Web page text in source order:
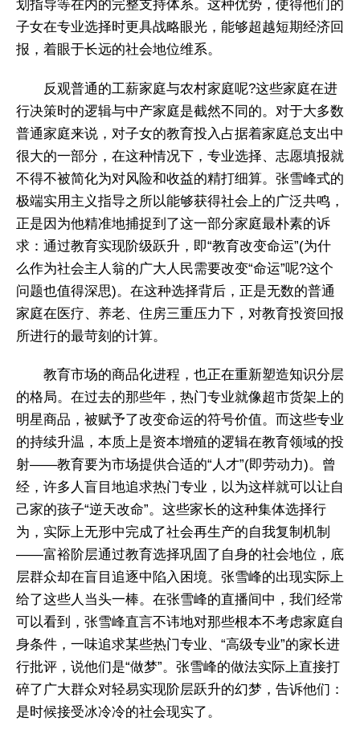
划指导等在内的完整支持体系。这种优势，使得他们的
子女在专业选择时更具战略眼光，能够超越短期经济回
报，着眼于长远的社会地位维系。
反观普通的工薪家庭与农村家庭呢?这些家庭在进
行决策时的逻辑与中产家庭是截然不同的。对于大多数
普通家庭来说，对子女的教育投入占据着家庭总支出中
很大的一部分，在这种情况下，专业选择、志愿填报就
不得不被简化为对风险和收益的精打细算。张雪峰式的
极端实用主义指导之所以能够获得社会上的广泛共鸣，
正是因为他精准地捕捉到了这一部分家庭最朴素的诉
求：通过教育实现阶级跃升，即“教育改变命运”(为什
么作为社会主人翁的广大人民需要改变“命运”呢?这个
问题也值得深思)。在这种选择背后，正是无数的普通
家庭在医疗、养老、住房三重压力下，对教育投资回报
所进行的最苛刻的计算。
教育市场的商品化进程，也正在重新塑造知识分层
的格局。在过去的那些年，热门专业就像超市货架上的
明星商品，被赋予了改变命运的符号价值。而这些专业
的持续升温，本质上是资本增殖的逻辑在教育领域的投
射——教育要为市场提供合适的“人才”(即劳动力)。曾
经，许多人盲目地追求热门专业，以为这样就可以让自
己家的孩子“逆天改命”。这些家长的这种集体选择行
为，实际上无形中完成了社会再生产的自我复制机制
——富裕阶层通过教育选择巩固了自身的社会地位，底
层群众却在盲目追逐中陷入困境。张雪峰的出现实际上
给了这些人当头一棒。在张雪峰的直播间中，我们经常
可以看到，张雪峰直言不讳地对那些根本不考虑家庭自
身条件，一味追求某些热门专业、“高级专业”的家长进
行批评，说他们是“做梦”。张雪峰的做法实际上直接打
碎了广大群众对轻易实现阶层跃升的幻梦，告诉他们：
是时候接受冰冷冷的社会现实了。